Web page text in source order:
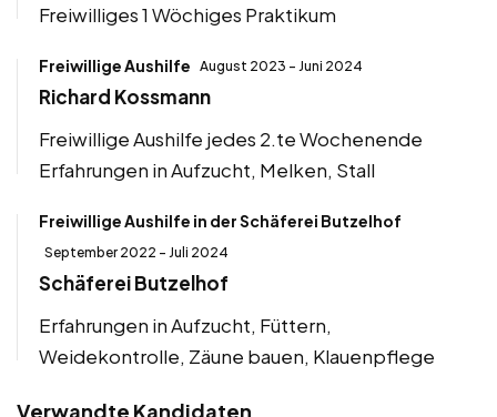
Freiwilliges 1 Wöchiges Praktikum
Freiwillige Aushilfe August 2023 - Juni 2024
Richard Kossmann
Freiwillige Aushilfe jedes 2.te Wochenende
Erfahrungen in Aufzucht, Melken, Stall
Freiwillige Aushilfe in der Schäferei Butzelhof
September 2022 - Juli 2024
Schäferei Butzelhof
Erfahrungen in Aufzucht, Füttern,
Weidekontrolle, Zäune bauen, Klauenpflege
Verwandte Kandidaten